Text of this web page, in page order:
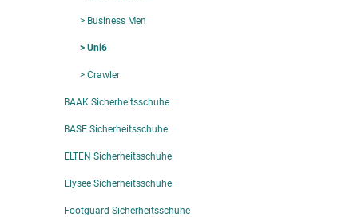
> Business Men
> Uni6
> Crawler
BAAK Sicherheitsschuhe
BASE Sicherheitsschuhe
ELTEN Sicherheitsschuhe
Elysee Sicherheitsschuhe
Footguard Sicherheitsschuhe